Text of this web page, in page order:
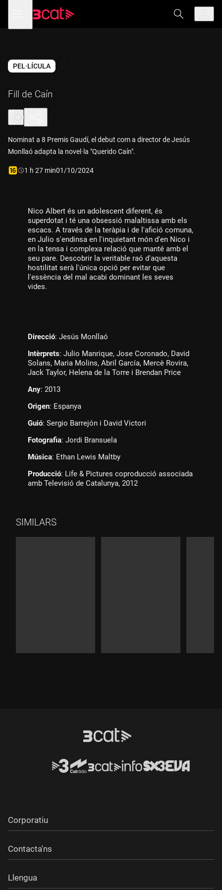
navegació
menú
de
PEL·LÍCULA
Fill de Caín
Nominat a 8 Premis Gaudí, el debut com a director de Jesús
Monllaó adapta la novel·la "Querido Caín".
Durada:
1 h 27 min01/10/2024
Nico Albert és un adolescent diferent, és
superdotat i té una obsessió malaltissa amb els
escacs. A través de la teràpia i de l'afició comuna,
en Julio s'endinsa en l'inquietant món d'en Nico i
en la tensa i complexa relació que manté amb el
seu pare. Descobrir la veritable raó d'aquesta
hostilitat serà l'única opció per evitar que
l'essència del mal acabi dominant les seves
vides.
Direcció: Jesús Monllaó
Intèrprets: Julio Manrique, Jose Coronado, David
Solans, Maria Molins, Abril García, Mercè Rovira,
Jack Taylor, Helena de la Torre i Brendan Price
Any: 2013
Origen: Espanya
Guió: Sergio Barrejón i David Victori
Fotografia: Jordi Bransuela
Música: Ethan Lewis Maltby
Producció: Life & Pictures coproducció associada
amb Televisió de Catalunya, 2012
SIMILARS
Corporatiu
Contacta'ns
Llengua